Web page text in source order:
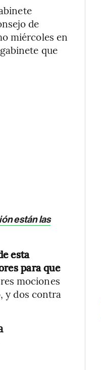
de
miércoles en
que
están las
esta
para que
mociones
y dos contra